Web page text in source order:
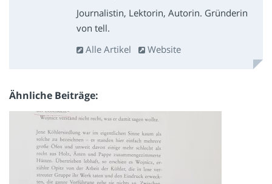
Journalistin, Lektorin, Autorin. Gründerin
von tell.
Alle Artikel
Website
Ähnliche Beiträge